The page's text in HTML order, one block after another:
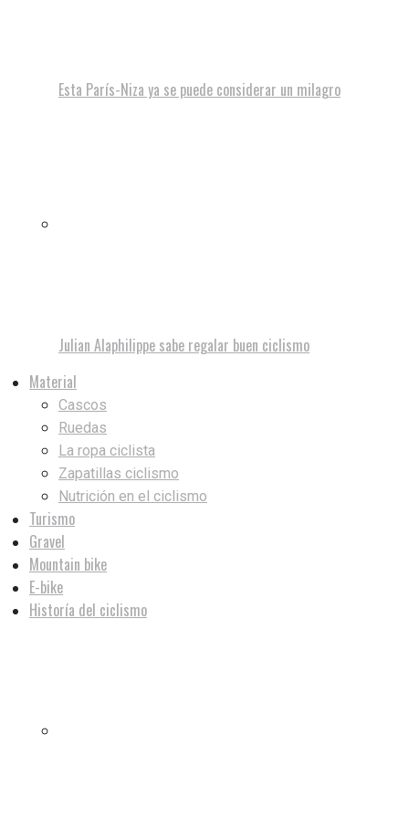
Esta París-Niza ya se puede considerar un milagro
Julian Alaphilippe sabe regalar buen ciclismo
Material
Cascos
Ruedas
La ropa ciclista
Zapatillas ciclismo
Nutrición en el ciclismo
Turismo
Gravel
Mountain bike
E-bike
Historía del ciclismo